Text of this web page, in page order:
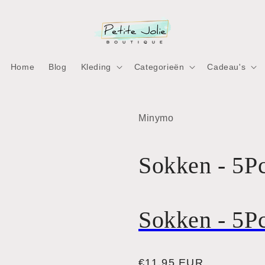
Home Blog Kleding Categorieën Cadeau's
Minymo
Sokken -
Sokken -
Normale
€11,95 EUR